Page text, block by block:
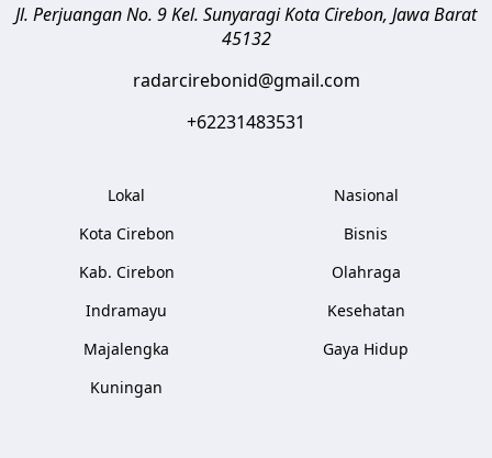
Jl. Perjuangan No. 9 Kel. SunyaragiKota Cirebon, Jawa Barat
45132
radarcirebonid@gmail.com
+62231483531
Lokal
Kota Cirebon
Kab. Cirebon
Indramayu
Majalengka
Kuningan
Nasional
Bisnis
Olahraga
Kesehatan
Gaya Hidup